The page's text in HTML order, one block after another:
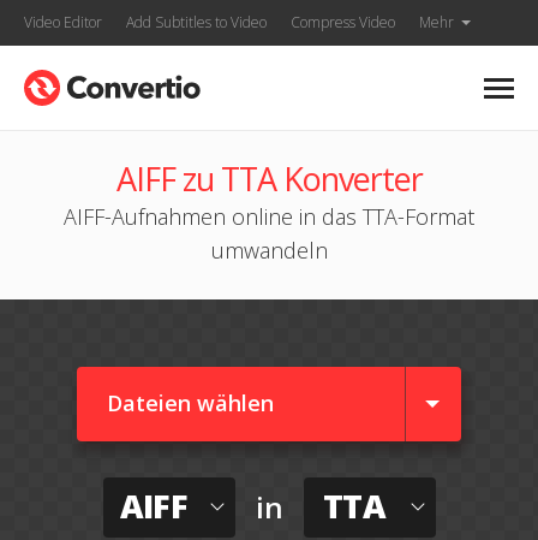
Video Editor Add Subtitles to Video Compress Video Mehr
AIFF zu TTA Konverter
AIFF-Aufnahmen online in das TTA-Format
umwandeln
Dateien wählen
AIFF in TTA